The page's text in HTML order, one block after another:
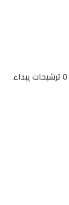
0 ترشيحات
يبداء